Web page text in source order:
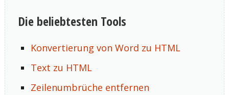
Die beliebtesten Tools
Konvertierung von Word zu HTML
Text zu HTML
Zeilenumbrüche entfernen